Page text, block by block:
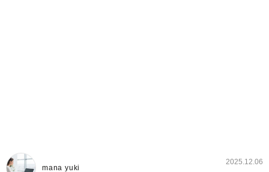
mana yuki
2025.12.06